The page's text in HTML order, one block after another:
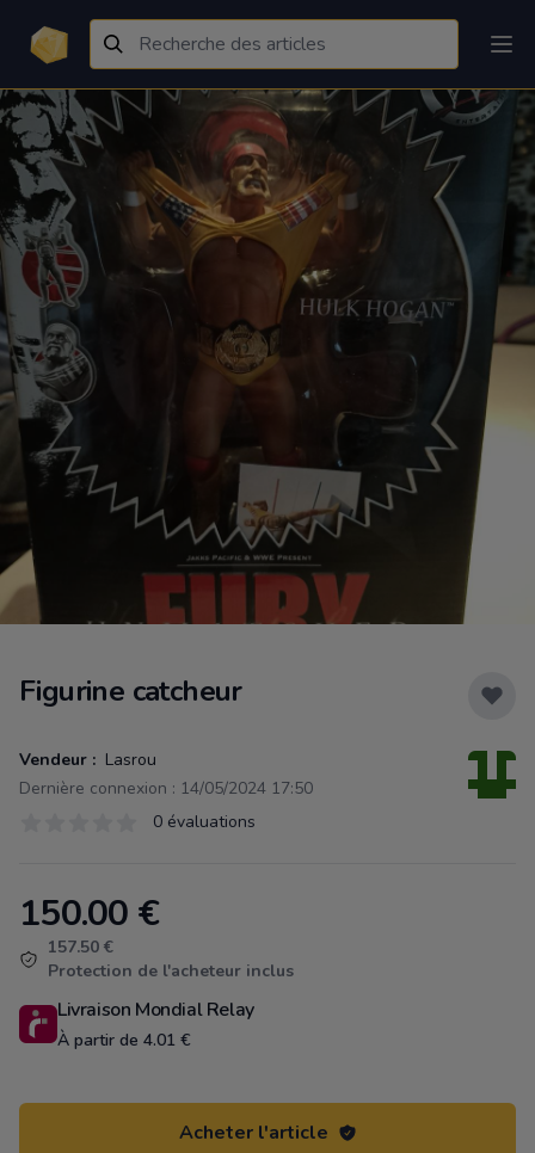
Figurine catcheur
Vendeur : Lasrou
Dernière connexion : 14/05/2024 17:50
0 évaluations
Product information
150.00 €
157.50 €
Protection de l'acheteur inclus
Livraison Mondial Relay
À partir de 4.01 €
Acheter l'article